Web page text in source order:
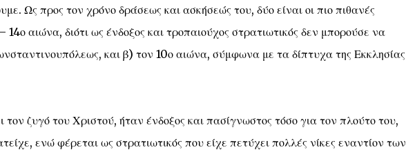
Ως προς τον χρόνο δράσεως και ασκήσεώς του, δύο είναι οι πιο πιθανές
14ο αιώνα, διότι ως ένδοξος και τροπαιούχος στρατιωτικός δεν μπορούσε να
και β) τον 10ο αιώνα, σύμφωνα με τα δίπτυχα της Εκκλησίας
ζυγό του Χριστού, ήταν ένδοξος και πασίγνωστος τόσο για τον πλούτο του,
ενώ φέρεται ως στρατιωτικός που είχε πετύχει πολλές νίκες εναντίον των